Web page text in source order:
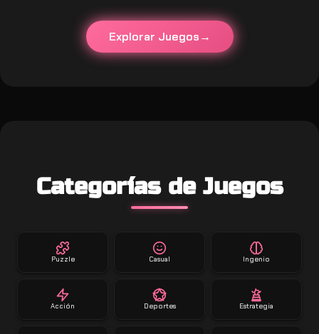
Explorar Juegos
Categorías de Juegos
Puzzle Casual Ingenio
Acción Deportes Estrategia